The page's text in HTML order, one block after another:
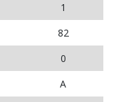
1
82
0
A